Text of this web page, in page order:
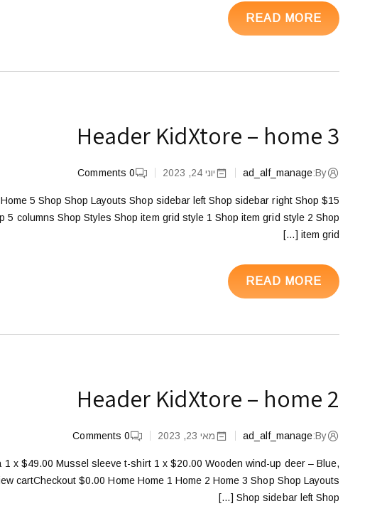
READ MORE
Header KidXtore – home 3
By:
ad_alf_manage יוני 24, 2023 0
Comments
Home 5 Shop Shop Layouts Shop sidebar left Shop sidebar right Shop
columns Shop Styles Shop item grid style 1 Shop item grid style 2 Shop
item grid […]
READ MORE
Header KidXtore – home 2
By:
ad_alf_manage מאי 23, 2023 0
Comments
x $49.00 Mussel sleeve t-shirt 1 x $20.00 Wooden wind-up deer – Blue,
cartCheckout $0.00 Home Home 1 Home 2 Home 3 Shop Shop Layouts
Shop sidebar left Shop […]